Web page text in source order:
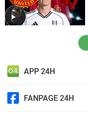
APP 24H
FANPAGE 24H